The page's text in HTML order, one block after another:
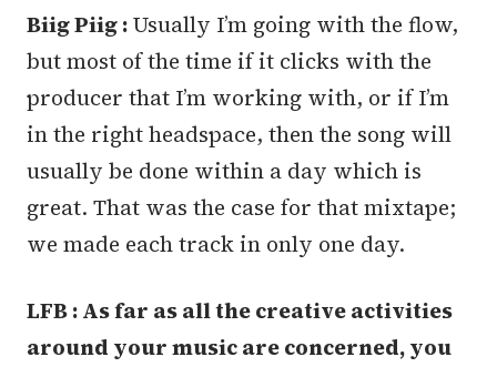
Biig Piig :Usually I’m going with the flow,
but most of the time if it clicks with the
producer that I’m working with, or if I’m
in the right headspace, then the song will
usually be done within a day which is
great. That was the case for that mixtape;
we made each track in only one day.
LFB : As far as all the creative activities
around your music are concerned, you